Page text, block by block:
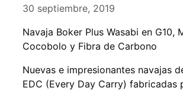
30 septiembre, 2019
Navaja Boker Plus Wasabi en G10,
Cocobolo y Fibra de Carbono
Nuevas e impresionantes navajas
EDC (Every Day Carry) fabricadas